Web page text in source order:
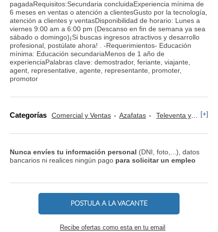
pagadaRequisitos:Secundaria concluidaExperiencia mínima de
6 meses en ventas o atención a clientesGusto por la tecnología,
atención a clientes y ventasDisponibilidad de horario: Lunes a
viernes 9:00 am a 6:00 pm (Descanso en fin de semana ya sea
sábado o domingo)¡Si buscas ingresos atractivos y desarrollo
profesional, postúlate ahora! . -Requerimientos- Educación
mínima: Educación secundariaMenos de 1 año de
experienciaPalabras clave: demostrador, feriante, viajante,
agent, representative, agente, representante, promoter,
promotor
Categorías Comercial y Ventas Azafatas Televenta y Marketing Telefónico [+]
Nunca envíes tu información personal (DNI, foto,...), datos
bancarios ni realices ningún pago para solicitar un empleo
POSTULA A LA VACANTE
Recibe ofertas como esta en tu email